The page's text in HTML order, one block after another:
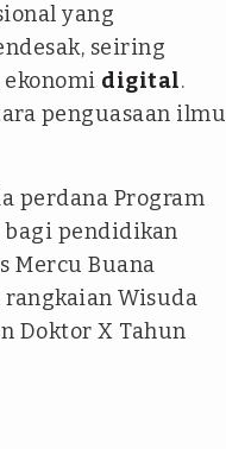
yang
seiring
digital.
penguasaan ilmu
perdana Program
pendidikan
Mercu Buana
Wisuda
Doktor X Tahun